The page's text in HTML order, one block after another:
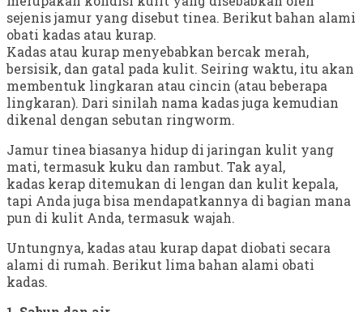
sejenis jamur yang disebut tinea. Berikut bahan alami
obati kadas atau kurap.
Kadas atau kurap menyebabkan bercak merah,
bersisik, dan gatal pada kulit. Seiring waktu, itu akan
membentuk lingkaran atau cincin (atau beberapa
lingkaran). Dari sinilah nama kadas juga kemudian
dikenal dengan sebutan ringworm.
Jamur tinea biasanya hidup di jaringan kulit yang
mati, termasuk kuku dan rambut. Tak ayal,
kadas kerap ditemukan di lengan dan kulit kepala,
tapi Anda juga bisa mendapatkannya di bagian mana
pun di kulit Anda, termasuk wajah.
Untungnya, kadas atau kurap dapat diobati secara
alami di rumah. Berikut lima bahan alami obati
kadas.